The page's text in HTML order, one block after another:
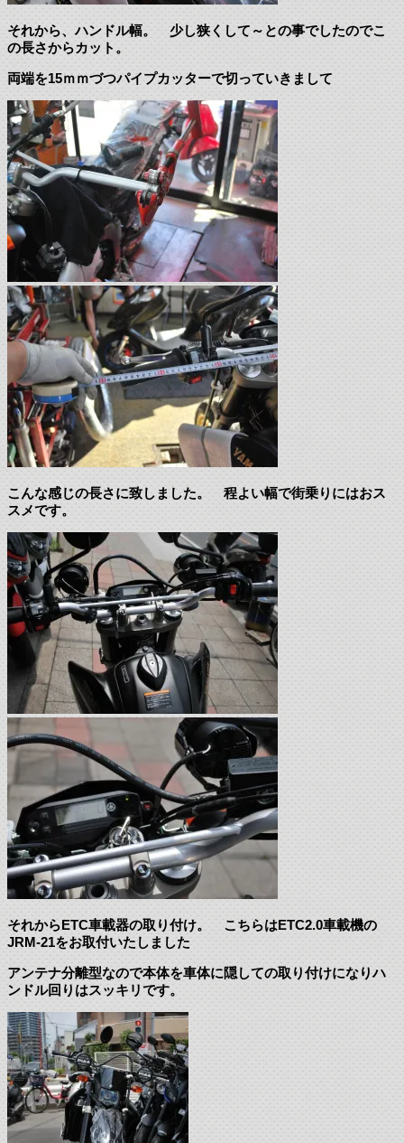
それから、ハンドル幅。 少し狭くして～との事でしたのでこ
の長さからカット。
両端を15ｍｍづつパイプカッターで切っていきまして
こんな感じの長さに致しました。 程よい幅で街乗りにはおス
スメです。
それからETC車載器の取り付け。 こちらはETC2.0車載機の
JRM-21をお取付いたしました
アンテナ分離型なので本体を車体に隠しての取り付けになりハ
ンドル回りはスッキリです。